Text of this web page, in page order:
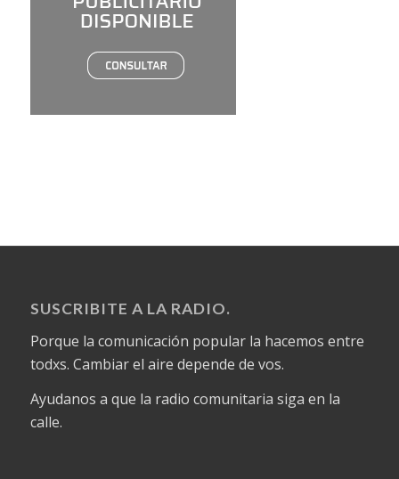
SUSCRIBITE A LA RADIO.
Porque la comunicación popular la hacemos entre
todxs. Cambiar el aire depende de vos.
Ayudanos a que la radio comunitaria siga en la
calle.